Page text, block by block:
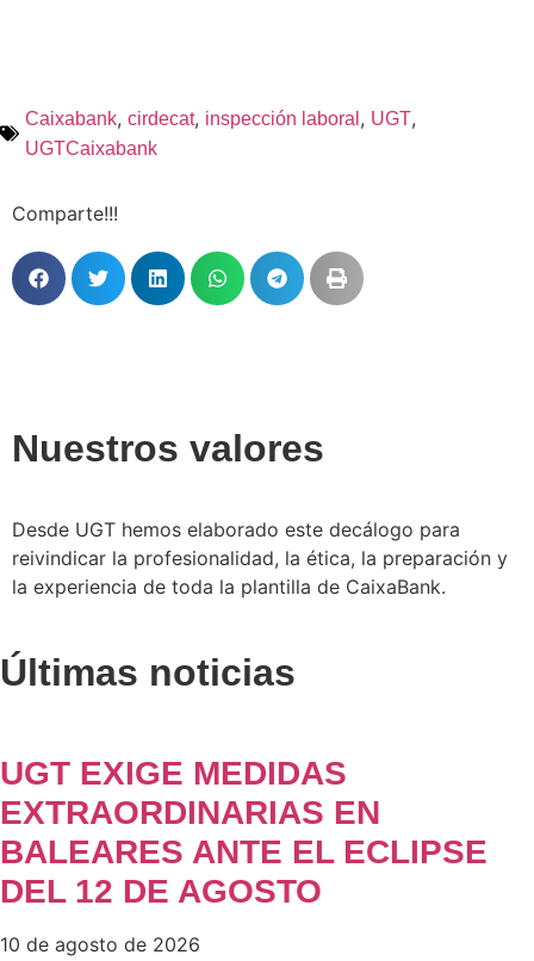
Caixabank, cirdecat, inspección laboral , UGT,
UGTCaixabank
Comparte!!!
Nuestros valores
Desde UGT hemos elaborado este decálogo para
reivindicar la profesionalidad, la ética, la preparación y
la experiencia de toda la plantilla de CaixaBank.
Últimas noticias
UGT EXIGE MEDIDAS
EXTRAORDINARIAS EN
BALEARES ANTE EL ECLIPSE
DEL 12 DE AGOSTO
10 de agosto de 2026